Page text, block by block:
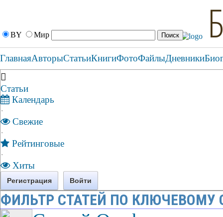
BY Мир
ГлавнаяАвторыСтатьиКнигиФотоФайлыДневники
Статьи
Календарь
·
Свежие
·
Рейтинговые
·
Хиты
Регистрация Войти
ФИЛЬТР СТАТЕЙ ПО КЛЮЧЕВОМУ